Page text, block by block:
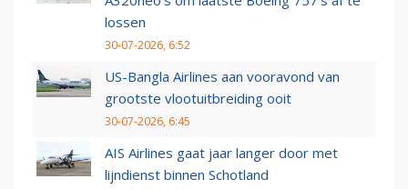
lossen
30-07-2026, 6:52
US-Bangla Airlines aan vooravond van
grootste vlootuitbreiding ooit
30-07-2026, 6:45
AIS Airlines gaat jaar langer door met
lijndienst binnen Schotland